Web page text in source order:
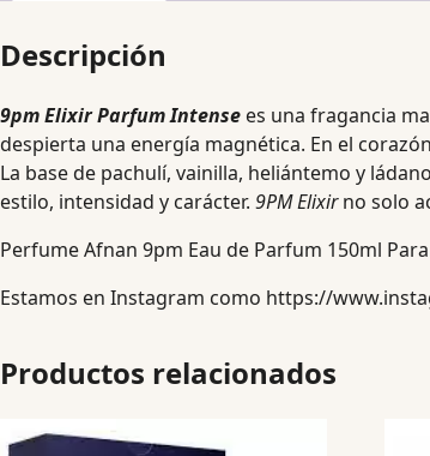
Descripción
9pm Elixir Parfum Intense es una fragancia
despierta una energía magnética. En el
La base de pachulí, vainilla, heliántemo y
estilo, intensidad y carácter. 9PM Elixirno solo
Perfume Afnan 9pm Eau de Parfum 150ml
Estamos en Instagram como https://
Productos relacionados